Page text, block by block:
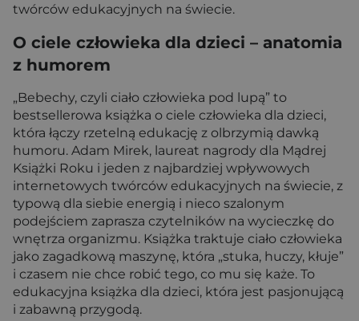
twórców edukacyjnych na świecie.
O ciele człowieka dla dzieci – anatomia
z humorem
„Bebechy, czyli ciało człowieka pod lupą” to
bestsellerowa książka o ciele człowieka dla dzieci,
która łączy rzetelną edukację z olbrzymią dawką
humoru. Adam Mirek, laureat nagrody dla Mądrej
Książki Roku i jeden z najbardziej wpływowych
internetowych twórców edukacyjnych na świecie, z
typową dla siebie energią i nieco szalonym
podejściem zaprasza czytelników na wycieczkę do
wnętrza organizmu. Książka traktuje ciało człowieka
jako zagadkową maszynę, która „stuka, huczy, kłuje”
i czasem nie chce robić tego, co mu się każe. To
edukacyjna książka dla dzieci, która jest pasjonującą
i zabawną przygodą.